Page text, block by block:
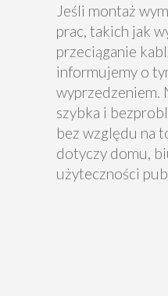
Jeśli montaż
prac, takich jak
przeciąganie
informujemy o
wyprzedzeniem.
szybka i
bez względu na
dotyczy domu,
użyteczności